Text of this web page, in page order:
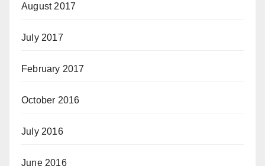
August 2017
July 2017
February 2017
October 2016
July 2016
June 2016